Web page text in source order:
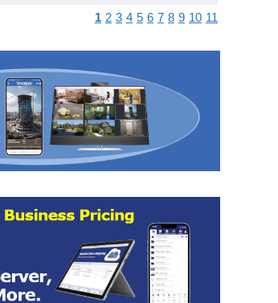
1 2 3 4 5 6 7 8 9 10 11